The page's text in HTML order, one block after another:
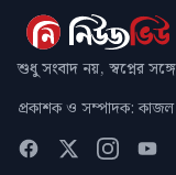
শুধু সংবাদ নয়, স্বপ্নের
প্রকাশক ও সম্পাদক: